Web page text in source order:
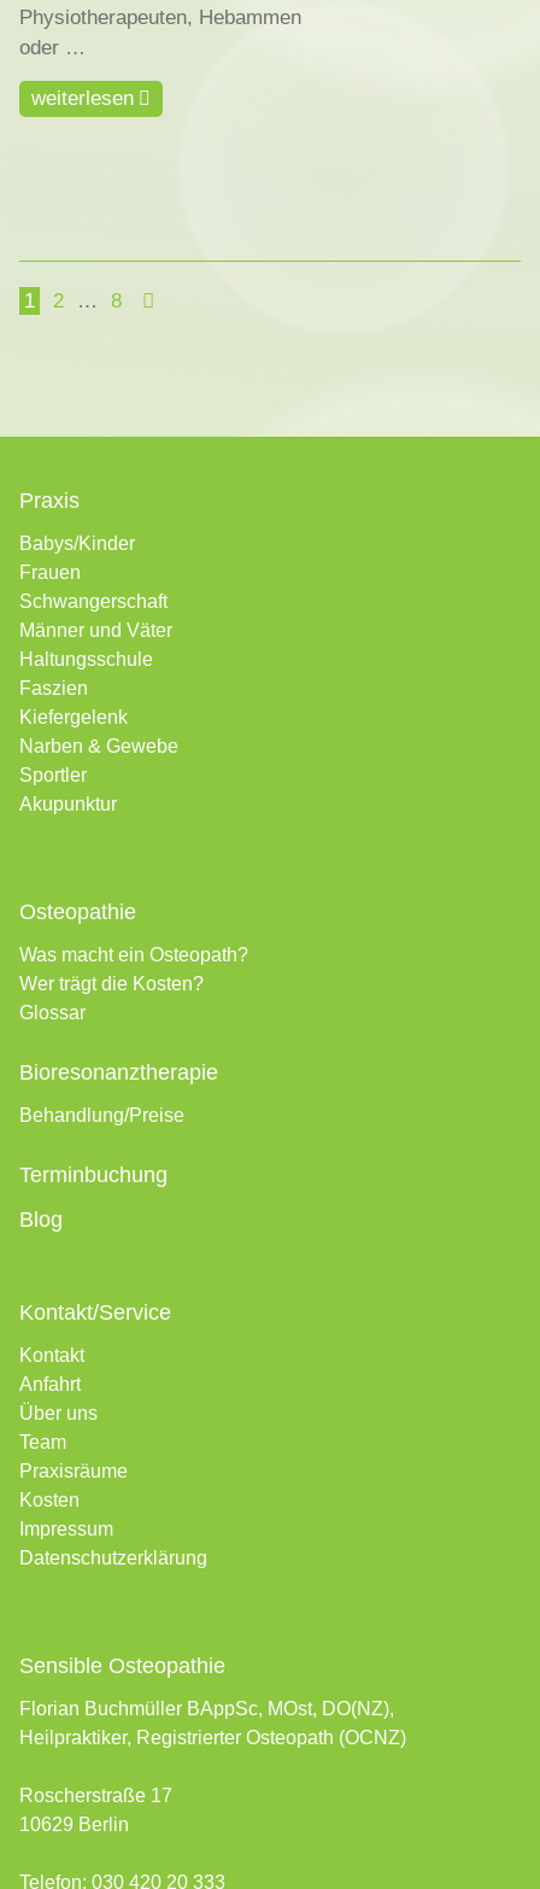
Physiotherapeuten, Hebammen
oder …
weiterlesen
1 2 … 8
Praxis
Babys/Kinder
Frauen
Schwangerschaft
Männer und Väter
Haltungsschule
Faszien
Kiefergelenk
Narben & Gewebe
Sportler
Akupunktur
Osteopathie
Was macht ein Osteopath?
Wer trägt die Kosten?
Glossar
Bioresonanztherapie
Behandlung/Preise
Terminbuchung
Blog
Kontakt/Service
Kontakt
Anfahrt
Über uns
Team
Praxisräume
Kosten
Impressum
Datenschutzerklärung
Sensible Osteopathie
Florian Buchmüller BAppSc, MOst, DO(NZ),
Heilpraktiker, Registrierter Osteopath (OCNZ)
Roscherstraße 17
10629 Berlin
Telefon: 030 420 20 333